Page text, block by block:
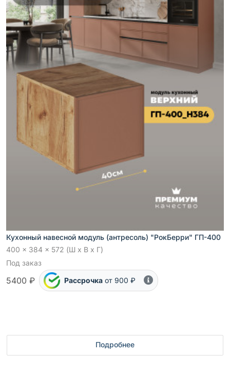
Кухонный навесной модуль (антресоль) "РокБерри" ГП-400
400 x 384 x 572 (Ш x В x Г)
Под заказ
5400 ₽ Рассрочка от 900 ₽
Подробнее